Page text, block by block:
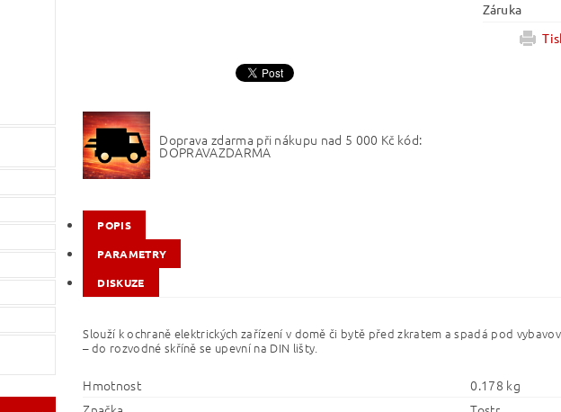
Záruka
Doprava zdarma při nákupu nad 5 000 Kč kód:
DOPRAVAZDARMA
POPIS
PARAMETRY
DISKUZE
Slouží k ochraně elektrických zařízení v domě či bytě před zkratem a spadá pod
– do rozvodné skříně se upevní na DIN lišty.
Hmotnost
0.178 kg